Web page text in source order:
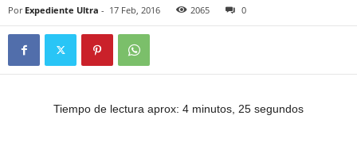
Por Expediente Ultra - 17 Feb, 2016 2065 0
Tiempo de lectura aprox: 4 minutos, 25 segundos